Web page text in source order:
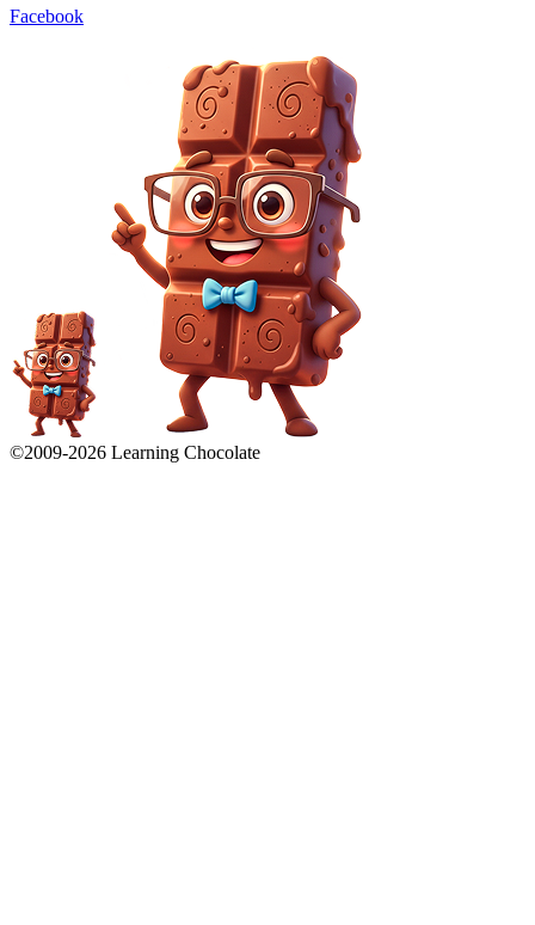
Facebook
©2009-2026 Learning Chocolate